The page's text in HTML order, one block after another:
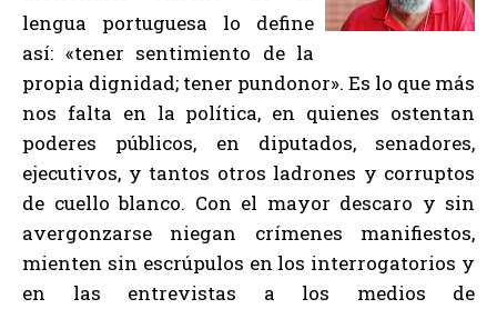
lengua portuguesa lo define
así: «tener sentimiento de la
propia dignidad; tener pundonor». Es lo que más
nos falta en la política, en quienes ostentan
poderes públicos, en diputados, senadores,
ejecutivos, y tantos otros ladrones y corruptos
de cuello blanco. Con el mayor descaro y sin
avergonzarse niegan crímenes manifiestos,
mienten sin escrúpulos en los interrogatorios y
en las entrevistas a los medios de